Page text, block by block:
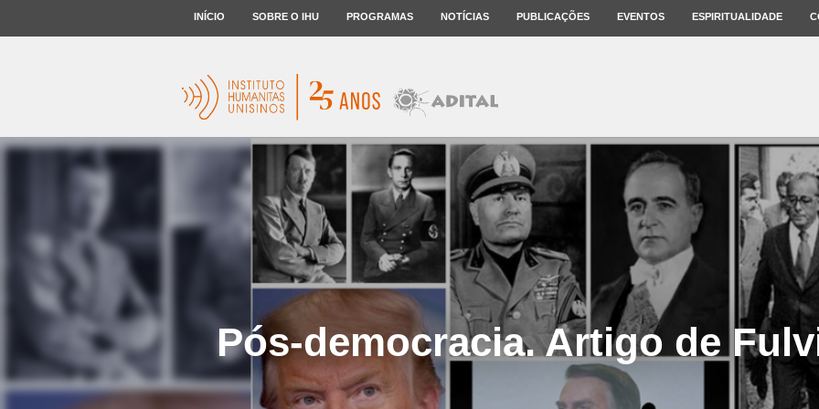
INÍCIO SOBRE O IHU PROGRAMAS NOTÍCIAS PUBLICAÇÕES EVENTOS ESPIRITUALIDADE
Pós-democracia. Artigo de